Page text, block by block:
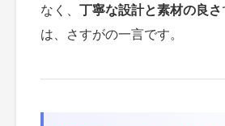
なく、 丁寧な設計と素材の良さ
は、さすがの一言です。